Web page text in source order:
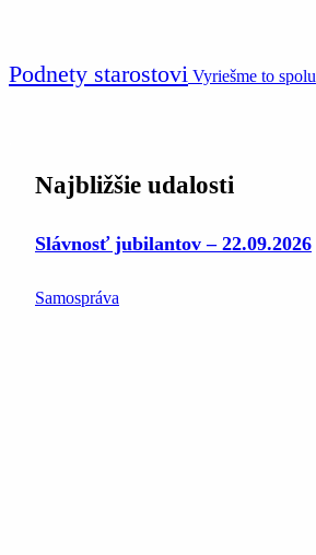
Podnety starostovi Vyriešme to spolu
Najbližšie udalosti
Slávnosť jubilantov – 22.09.2026
Samospráva